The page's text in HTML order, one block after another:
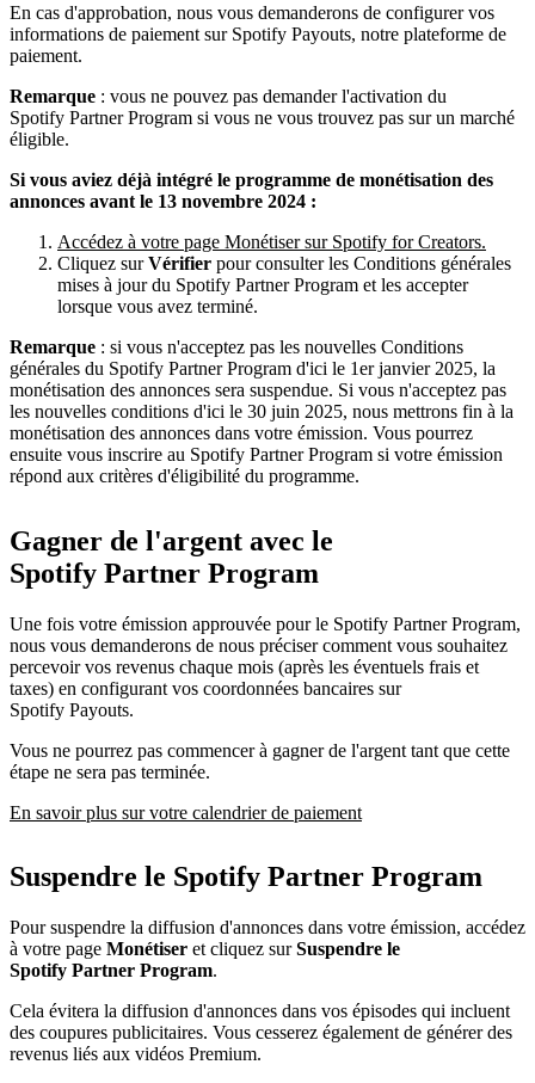
En cas d'approbation, nous vous demanderons de configurer vos
informations de paiement sur Spotify Payouts, notre plateforme de
paiement.
Remarque : vous ne pouvez pas demander l'activation du
Spotify Partner Program si vous ne vous trouvez pas sur un marché
éligible.
Si vous aviez déjà intégré le programme de monétisation des
annonces avant le 13 novembre 2024 :
Accédez à votre page Monétiser sur Spotify for Creators.
Cliquez surVérifier pour consulter les Conditions générales
mises à jour du Spotify Partner Program et les accepter
lorsque vous avez terminé.
Remarque : si vous n'acceptez pas les nouvelles Conditions
générales du Spotify Partner Program d'ici le 1er janvier 2025, la
monétisation des annonces sera suspendue. Si vous n'acceptez pas
les nouvelles conditions d'ici le 30 juin 2025, nous mettrons fin à la
monétisation des annonces dans votre émission. Vous pourrez
ensuite vous inscrire au Spotify Partner Program si votre émission
répond aux critères d'éligibilité du programme.
Gagner de l'argent avec le
Spotify Partner Program
Une fois votre émission approuvée pour le Spotify Partner Program,
nous vous demanderons de nous préciser comment vous souhaitez
percevoir vos revenus chaque mois (après les éventuels frais et
taxes) en configurant vos coordonnées bancaires sur
Spotify Payouts.
Vous ne pourrez pas commencer à gagner de l'argent tant que cette
étape ne sera pas terminée.
En savoir plus sur votre calendrier de paiement
Suspendre le Spotify Partner Program
Pour suspendre la diffusion d'annonces dans votre émission, accédez
à votre page Monétiser et cliquez surSuspendre le
Spotify Partner Program.
Cela évitera la diffusion d'annonces dans vos épisodes qui incluent
des coupures publicitaires. Vous cesserez également de générer des
revenus liés aux vidéos Premium.